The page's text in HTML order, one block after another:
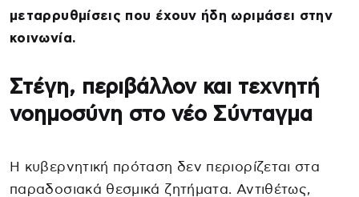
μεταρρυθμίσεις που έχουν ήδη ωριμάσει στην
κοινωνία.
Στέγη, περιβάλλον και τεχνητή
νοημοσύνη στο νέο Σύνταγμα
Η κυβερνητική πρόταση δεν περιορίζεται στα
παραδοσιακά θεσμικά ζητήματα. Αντιθέτως,